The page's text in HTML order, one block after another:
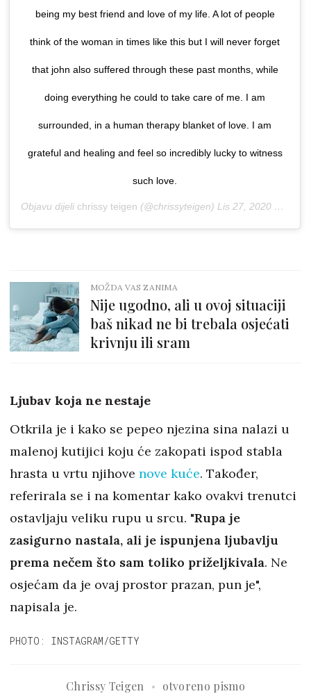
being my best friend and love of my life. A lot of people
think of the woman in times like this but I will never forget
that john also suffered through these past months, while
doing everything he could to take care of me. I am
surrounded, in a human therapy blanket of love. I am
grateful and healing and feel so incredibly lucky to witness
such love.
Objavu dijeli chrissy teigen (@chrissyteigen) Lis 27, 2020 u 2:01 PDT
MOŽDA VAS ZANIMA
Nije ugodno, ali u ovoj situaciji
baš nikad ne bi trebala osjećati
krivnju ili sram
Ljubav koja ne nestaje
Otkrila je i kako se pepeo njezina sina nalazi u
malenoj kutijici koju će zakopati ispod stabla
hrasta u vrtu njihove nove kuće. Također,
referirala se i na komentar kako ovakvi trenutci
ostavljaju veliku rupu u srcu. "Rupa je
zasigurno nastala, ali je ispunjena ljubavlju
prema nečem što sam toliko priželjkivala. Ne
osjećam da je ovaj prostor prazan, pun je",
napisala je.
PHOTO: INSTAGRAM/GETTY
Chrissy Teigen otvoreno pismo